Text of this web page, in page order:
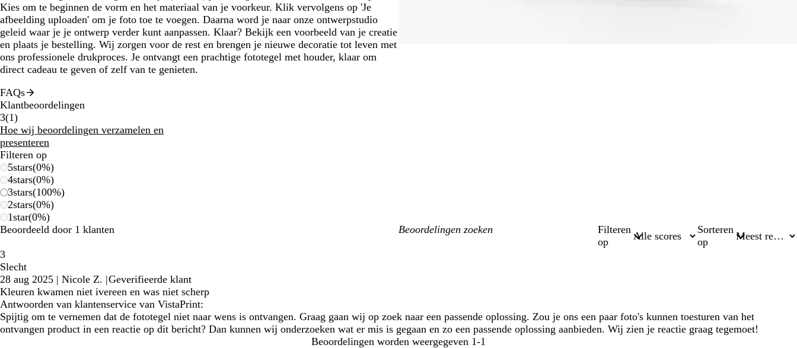
Kies om te beginnen de vorm en het materiaal van je voorkeur. Klik vervolgens op 'Je
afbeelding uploaden' om je foto toe te voegen. Daarna word je naar onze ontwerpstudio
geleid waar je je ontwerp verder kunt aanpassen. Klaar? Bekijk een voorbeeld van je creatie
en plaats je bestelling. Wij zorgen voor de rest en brengen je nieuwe decoratie tot leven met
ons professionele drukproces. Je ontvangt een prachtige fototegel met houder, klaar om
direct cadeau te geven of zelf van te genieten.
FAQs
Klantbeoordelingen
3(11
klantbeoordelingen
)
Hoe wij beoordelingen verzamelen en
presenteren
Filteren op
5stars(0%)
4stars(0%)
3stars(100%)
2stars(0%)
1star(0%)
Beoordeeld door 1 klanten
Mijn
Filteren
op
Sorteren
op
3
Slecht
28 aug 2025 | Nicole Z. |Geverifieerde klant
Kleuren kwamen niet ivereen en was niet scherp
Antwoorden van klantenservice van VistaPrint:
Spijtig om te vernemen dat de fototegel niet naar wens is ontvangen. Graag gaan wij op zoek naar een passende oplossing. Zou je ons een paar foto's kunnen toesturen van het
ontvangen product in een reactie op dit bericht? Dan kunnen wij onderzoeken wat er mis is gegaan en zo een passende oplossing aanbieden. Wij zien je reactie graag tegemoet!
Beoordelingen worden weergegeven 1-1